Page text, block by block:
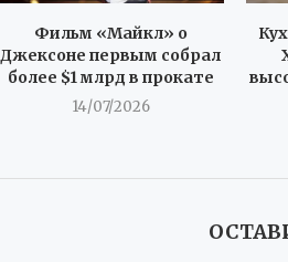
Фильм «Майкл» о
Джексоне первым собрал
более $1 млрд в прокате
14/07/2026